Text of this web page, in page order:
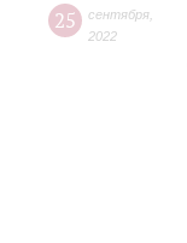
25 сентября
2022